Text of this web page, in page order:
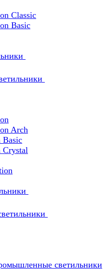
Classic
Basic
Arch
Basic
Crystal
светильники